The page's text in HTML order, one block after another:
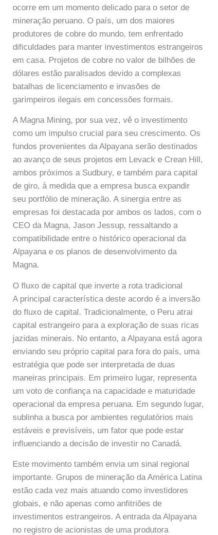
ocorre em um momento delicado para o setor de
mineração peruano. O país, um dos maiores
produtores de cobre do mundo, tem enfrentado
dificuldades para manter investimentos estrangeiros
em casa. Projetos de cobre no valor de bilhões de
dólares estão paralisados devido a complexas
batalhas de licenciamento e invasões de
garimpeiros ilegais em concessões formais.
A Magna Mining, por sua vez, vê o investimento
como um impulso crucial para seu crescimento. Os
fundos provenientes da Alpayana serão destinados
ao avanço de seus projetos em Levack e Crean Hill,
ambos próximos a Sudbury, e também para capital
de giro, à medida que a empresa busca expandir
seu portfólio de mineração. A sinergia entre as
empresas foi destacada por ambos os lados, com o
CEO da Magna, Jason Jessup, ressaltando a
compatibilidade entre o histórico operacional da
Alpayana e os planos de desenvolvimento da
Magna.
O fluxo de capital que inverte a rota tradicional
A principal característica deste acordo é a inversão
do fluxo de capital. Tradicionalmente, o Peru atrai
capital estrangeiro para a exploração de suas ricas
jazidas minerais. No entanto, a Alpayana está agora
enviando seu próprio capital para fora do país, uma
estratégia que pode ser interpretada de duas
maneiras principais. Em primeiro lugar, representa
um voto de confiança na capacidade e maturidade
operacional da empresa peruana. Em segundo lugar,
sublinha a busca por ambientes regulatórios mais
estáveis e previsíveis, um fator que pode estar
influenciando a decisão de investir no Canadá.
Este movimento também envia um sinal regional
importante. Grupos de mineração da América Latina
estão cada vez mais atuando como investidores
globais, e não apenas como anfitriões de
investimentos estrangeiros. A entrada da Alpayana
no registro de acionistas de uma produtora